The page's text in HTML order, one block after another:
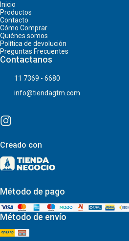
Inicio
Productos
Contacto
Cómo Comprar
Quiénes somos
Política de devolución
Preguntas Frecuentes
Contactanos
11 7369 - 6680
info@tiendagtm.com
Creado con
Método de pago
Método de envío